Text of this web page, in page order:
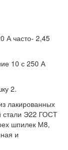
А часто- 2,45
10 с 250 А
2.
лакированных
стали Э22 ГОСТ
шпилек М8,
и